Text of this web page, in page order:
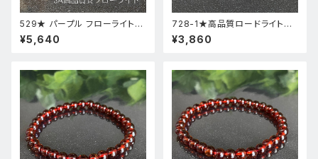
529★ パープル フローライト【
高品質 ・ 高透明度 】天然石 パ
ワーストーン ブレスレット 新品
¥5,640
728-1★高品質ロードライトガ
ーネット★天然石ブレスレットパ
ワーストーン新品
¥3,860